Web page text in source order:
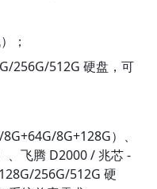
；
256G/512G 硬盘，可
8G+128G）、
、飞腾 D2000 / 兆芯 -
256G/512G 硬